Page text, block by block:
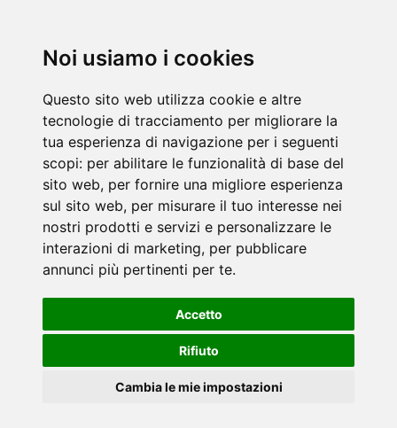
Noi usiamo i cookies
Questo sito web utilizza cookie e altre
tecnologie di tracciamento per migliorare la
tua esperienza di navigazione per i seguenti
scopi: per abilitare le funzionalità di base del
sito web, per fornire una migliore esperienza
sul sito web, per misurare il tuo interesse nei
nostri prodotti e servizi e personalizzare le
interazioni di marketing, per pubblicare
annunci più pertinenti per te.
Accetto
Rifiuto
Cambia le mie impostazioni